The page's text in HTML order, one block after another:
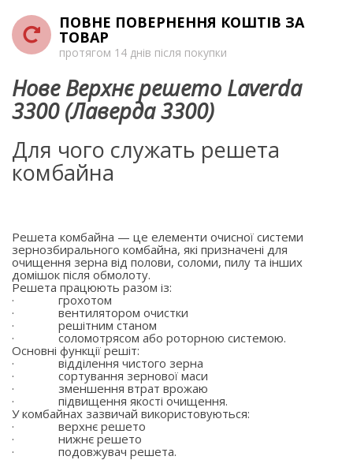
ПОВНЕ ПОВЕРНЕННЯ КОШТІВ ЗА
ТОВАР
протягом 14 днів після покупки
Нове Верхнє решето Laverda
3300 (Лаверда 3300)
Для чого служать решета
комбайна
Решета комбайна — це елементи очисної системи
зернозбирального комбайна, які призначені для
очищення зерна від полови, соломи, пилу та інших
домішок після обмолоту.
Решета працюють разом із:
·
грохотом
·
вентилятором очистки
·
решітним станом
·
соломотрясом або роторною системою.
Основні функції решіт:
·
відділення чистого зерна
·
сортування зернової маси
·
зменшення втрат врожаю
·
підвищення якості очищення.
У комбайнах зазвичай використовуються:
·
верхнє решето
·
нижнє решето
·
подовжувач решета.